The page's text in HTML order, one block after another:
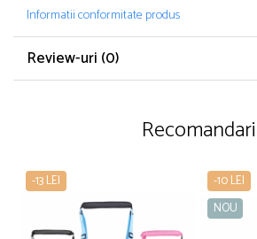
Informatii conformitate produs
Review-uri (0)
Recomandari
-13 LEI
-10 LEI
NOU